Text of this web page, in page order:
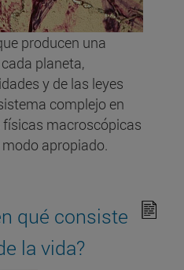
producen una
planeta,
y de las leyes
complejo en
físicas macroscópicas
apropiado.
qué consiste
la vida?